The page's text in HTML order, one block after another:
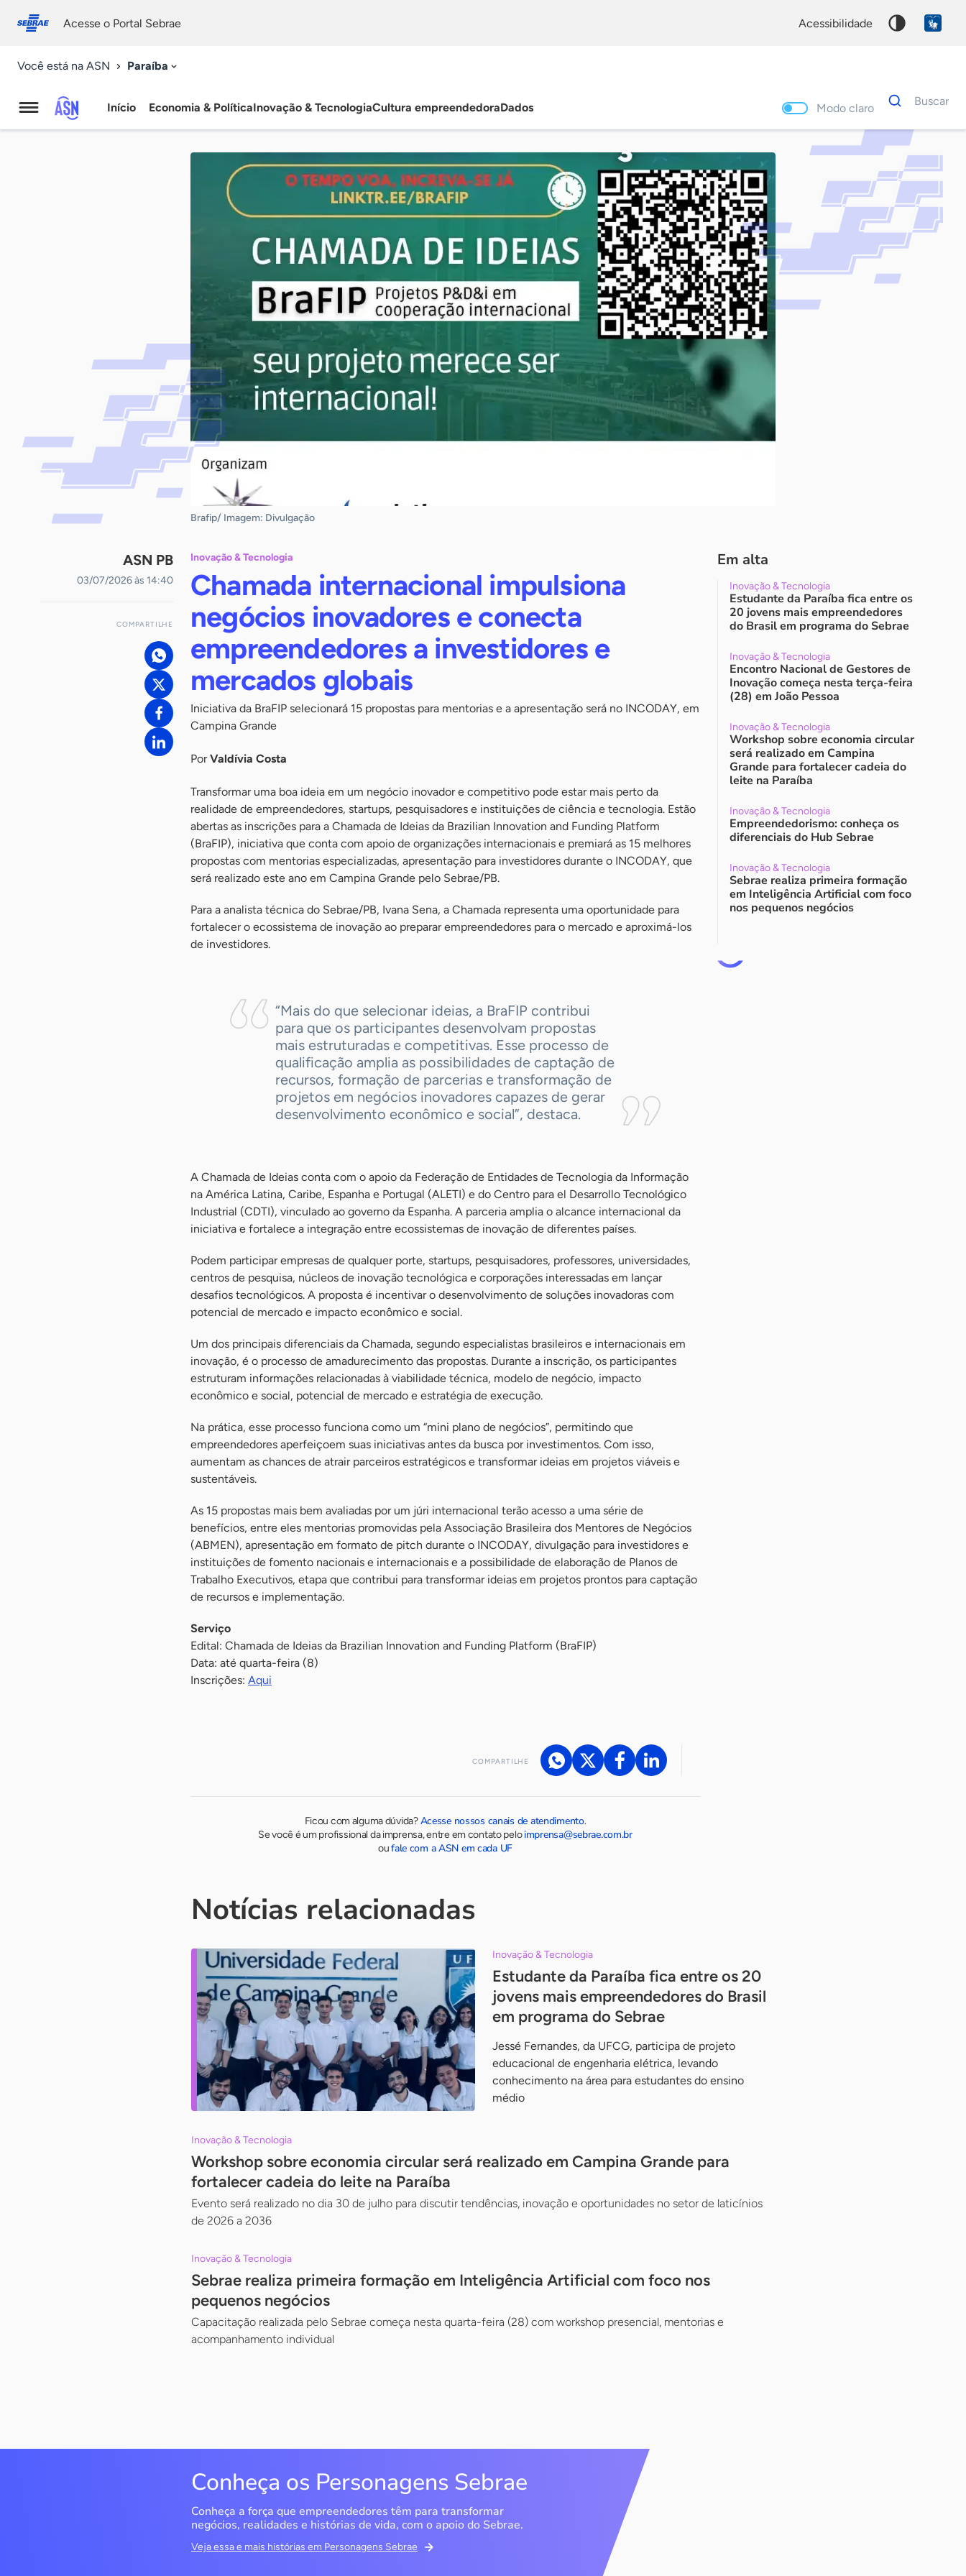
conosco
Acesse o Portal Sebrae acessibilidade
Você está na ASN Paraíba
Agência
Início Economia & PolíticaInovação & TecnologiaCultura empreendedoraDados Modo claro
Dados
para
Buscar
Palavra
chave
Brafip/ Imagem: Divulgação
ASN PB
03/07/2026 às 14:40
COMPARTILHE
Inovação & Tecnologia
Chamada internacional impulsiona
negócios inovadores e conecta
empreendedores a investidores e
mercados globais
Iniciativa da BraFIP selecionará 15 propostas para mentorias e a apresentação será no INCODAY, em
Campina Grande
PorValdívia Costa
Transformar uma boa ideia em um negócio inovador e competitivo pode estar mais perto da
realidade de empreendedores, startups, pesquisadores e instituições de ciência e tecnologia. Estão
abertas as inscrições para a Chamada de Ideias da Brazilian Innovation and Funding Platform
(BraFIP), iniciativa que conta com apoio de organizações internacionais e premiará as 15 melhores
propostas com mentorias especializadas, apresentação para investidores durante o INCODAY, que
será realizado este ano em Campina Grande pelo Sebrae/PB.
Para a analista técnica do Sebrae/PB, Ivana Sena, a Chamada representa uma oportunidade para
fortalecer o ecossistema de inovação ao preparar empreendedores para o mercado e aproximá-los
de investidores.
“Mais do que selecionar ideias, a BraFIP contribui
para que os participantes desenvolvam propostas
mais estruturadas e competitivas. Esse processo de
qualificação amplia as possibilidades de captação de
recursos, formação de parcerias e transformação de
projetos em negócios inovadores capazes de gerar
desenvolvimento econômico e social”, destaca.
A Chamada de Ideias conta com o apoio da Federação de Entidades de Tecnologia da Informação
na América Latina, Caribe, Espanha e Portugal (ALETI) e do Centro para el Desarrollo Tecnológico
Industrial (CDTI), vinculado ao governo da Espanha. A parceria amplia o alcance internacional da
iniciativa e fortalece a integração entre ecossistemas de inovação de diferentes países.
Podem participar empresas de qualquer porte, startups, pesquisadores, professores, universidades,
centros de pesquisa, núcleos de inovação tecnológica e corporações interessadas em lançar
desafios tecnológicos. A proposta é incentivar o desenvolvimento de soluções inovadoras com
potencial de mercado e impacto econômico e social.
Um dos principais diferenciais da Chamada, segundo especialistas brasileiros e internacionais em
inovação, é o processo de amadurecimento das propostas. Durante a inscrição, os participantes
estruturam informações relacionadas à viabilidade técnica, modelo de negócio, impacto
econômico e social, potencial de mercado e estratégia de execução.
Na prática, esse processo funciona como um “mini plano de negócios”, permitindo que
empreendedores aperfeiçoem suas iniciativas antes da busca por investimentos. Com isso,
aumentam as chances de atrair parceiros estratégicos e transformar ideias em projetos viáveis e
sustentáveis.
As 15 propostas mais bem avaliadas por um júri internacional terão acesso a uma série de
benefícios, entre eles mentorias promovidas pela Associação Brasileira dos Mentores de Negócios
(ABMEN), apresentação em formato de pitch durante o INCODAY, divulgação para investidores e
instituições de fomento nacionais e internacionais e a possibilidade de elaboração de Planos de
Trabalho Executivos, etapa que contribui para transformar ideias em projetos prontos para captação
de recursos e implementação.
Serviço
Edital: Chamada de Ideias da Brazilian Innovation and Funding Platform (BraFIP)
Data: até quarta-feira (8)
Inscrições: Aqui
COMPARTILHE
Ficou com alguma dúvida?Acesse nossos canais de atendimento.
Se você é um profissional da imprensa, entre em contato peloimprensa@sebrae.com.br
oufale com a ASN em cada UF
Em alta
Inovação & Tecnologia
Estudante da Paraíba fica entre os
20 jovens mais empreendedores
do Brasil em programa do Sebrae
Inovação & Tecnologia
Encontro Nacional de Gestores de
Inovação começa nesta terça-feira
(28) em João Pessoa
Inovação & Tecnologia
Workshop sobre economia circular
será realizado em Campina
Grande para fortalecer cadeia do
leite na Paraíba
Inovação & Tecnologia
Empreendedorismo: conheça os
diferenciais do Hub Sebrae
Inovação & Tecnologia
Sebrae realiza primeira formação
em Inteligência Artificial com foco
nos pequenos negócios
Notícias relacionadas
Inovação & Tecnologia
Estudante da Paraíba fica entre os 20
jovens mais empreendedores do Brasil
em programa do Sebrae
Jessé Fernandes, da UFCG, participa de projeto
educacional de engenharia elétrica, levando
conhecimento na área para estudantes do ensino
médio
Inovação & Tecnologia
Workshop sobre economia circular será realizado em Campina Grande para
fortalecer cadeia do leite na Paraíba
Evento será realizado no dia 30 de julho para discutir tendências, inovação e oportunidades no setor de laticínios
de 2026 a 2036
Inovação & Tecnologia
Sebrae realiza primeira formação em Inteligência Artificial com foco nos
pequenos negócios
Capacitação realizada pelo Sebrae começa nesta quarta-feira (28) com workshop presencial, mentorias e
acompanhamento individual
Conheça os Personagens Sebrae
Conheça a força que empreendedores têm para transformar
negócios, realidades e histórias de vida, com o apoio do Sebrae.
Veja essa e mais histórias em Personagens Sebrae